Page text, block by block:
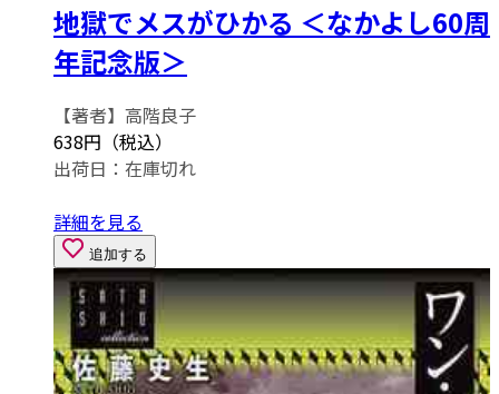
地獄でメスがひかる ＜なかよし60周
年記念版＞
【著者】高階良子
638円（税込）
出荷日： 在庫切れ
詳細を見る
追加する